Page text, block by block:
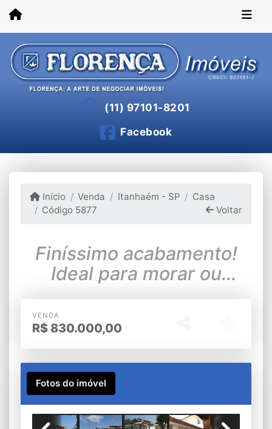
(11) 97101-8201
Facebook
Início Venda Itanhaém - SP
Casa
Código 5877
Voltar
Finíssimo acabamento!
Ideal para morar ou
veraneio!
VENDA
R$ 830.000,00
Fotos do imóvel